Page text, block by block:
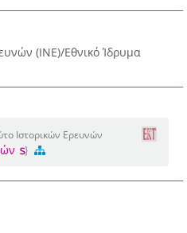
(ΙΝΕ)/Εθνικό Ίδρυμα
Ιστορικών Ερευνών